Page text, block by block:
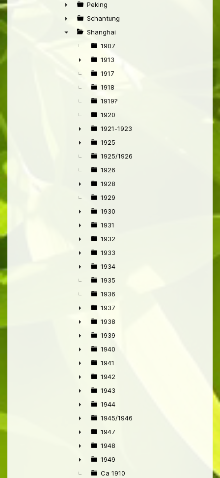
►
►
Peking
►
Schantung
Shanghai
1907
►
1913
1917
1918
1919?
1920
►
1921-1923
►
1925
1925/1926
1926
►
1928
1929
►
1930
►
1931
►
1932
►
1933
►
1934
1935
1936
►
1937
►
1938
►
1939
►
1940
►
1941
►
1942
►
1943
►
1944
►
1945/1946
►
1947
►
1948
►
1949
Ca 1910